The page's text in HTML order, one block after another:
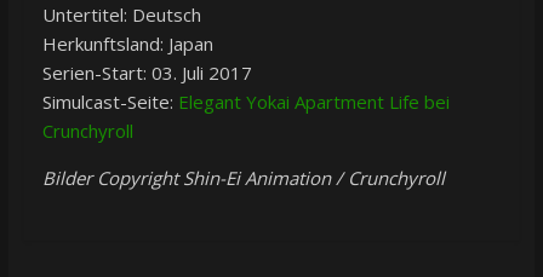
Untertitel: Deutsch
Herkunftsland: Japan
Serien-Start: 03. Juli 2017
Simulcast-Seite: Elegant Yokai Apartment Life bei
Crunchyroll
Bilder Copyright Shin-Ei Animation / Crunchyroll